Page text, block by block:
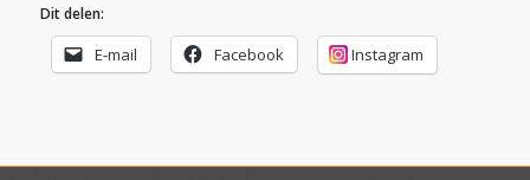
Dit delen:
E-mail Facebook Instagram